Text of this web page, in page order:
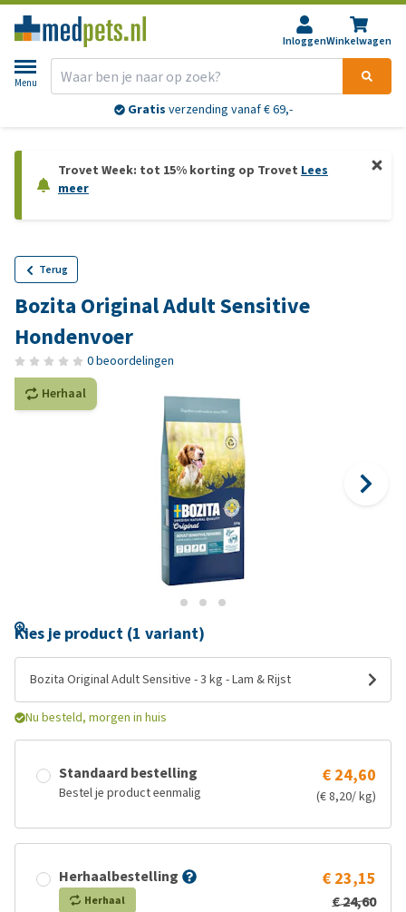
InloggenWinkelwagen
Menu
Gratis verzending vanaf € 69,-
Trovet Week: tot 15% korting op Trovet Lees
meer
Terug
Bozita Original Adult Sensitive
Hondenvoer
0 beoordelingen
Herhaal
Kies je product (1 variant)
Bozita Original Adult Sensitive - 3 kg - Lam & Rijst
Nu besteld, morgen in huis
Standaard bestelling
Bestel je product eenmalig
€ 24,60
(€ 8,20/ kg)
Herhaalbestelling
Herhaal
€ 23,15
€ 24,60